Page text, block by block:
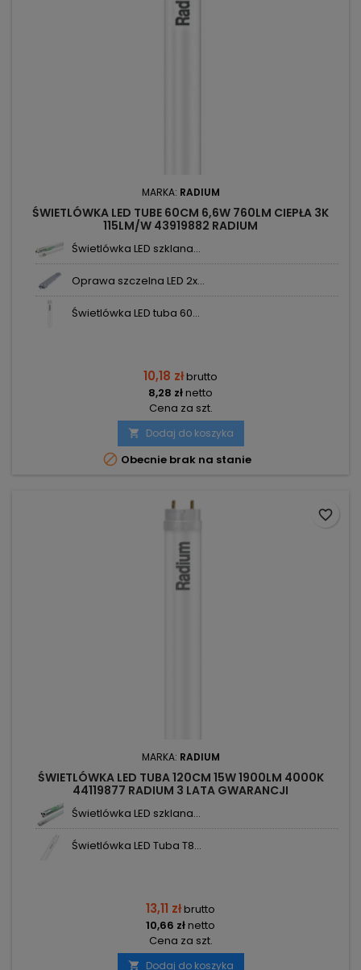
MARKA: RADIUM
ŚWIETLÓWKA LED TUBE 60CM 6,6W 760LM CIEPŁA 3K
115LM/W 43919882 RADIUM
Świetlówka LED szklana...
Oprawa szczelna LED 2x...
Świetlówka LED tuba 60...
10,18 złbrutto
8,28 złnetto
Cena za szt.
 Dodaj do koszyka
 Obecnie brak na stanie
MARKA: RADIUM
ŚWIETLÓWKA LED TUBA 120CM 15W 1900LM 4000K
44119877 RADIUM 3 LATA GWARANCJI
Świetlówka LED szklana...
Świetlówka LED Tuba T8...
13,11 złbrutto
10,66 złnetto
Cena za szt.
 Dodaj do koszyka
favorite_border